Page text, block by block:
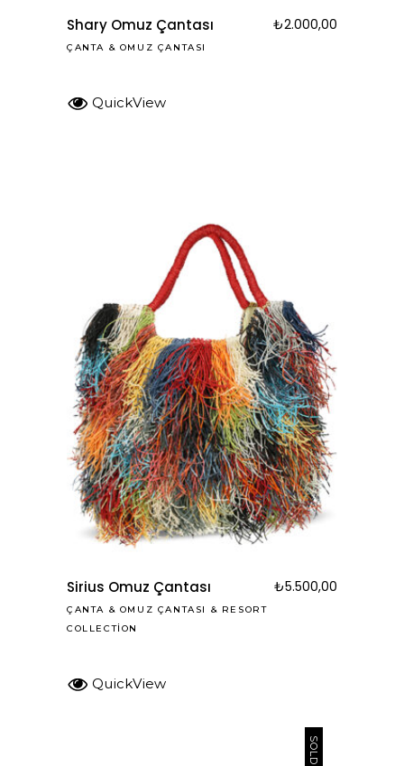
Shary Omuz Çantası ₺2.000,00
ÇANTA & OMUZ ÇANTASI
QuickView
Sirius Omuz Çantası ₺5.500,00
ÇANTA & OMUZ ÇANTASI & RESORT
COLLECTION
QuickView
SOLD